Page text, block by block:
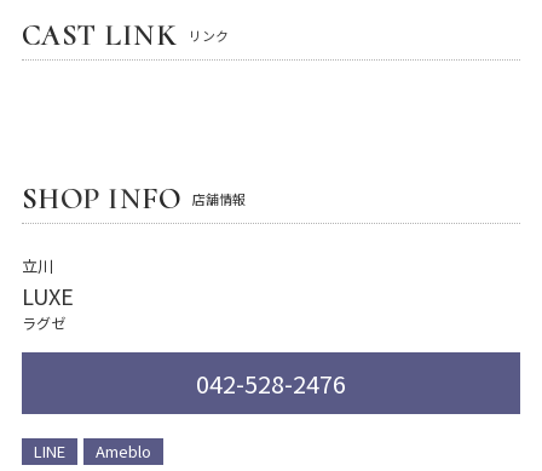
CAST LINK リンク
SHOP INFO 店舗情報
立川
LUXE
ラグゼ
042-528-2476
LINE Ameblo